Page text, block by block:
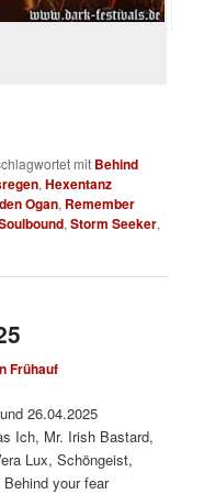
mit Behind
,Hexentanz
Ogan, Remember
,Storm Seeker,
Frühauf
26.04.2025
Ich, Mr. Irish Bastard,
Lux, Schöngeist,
your fear